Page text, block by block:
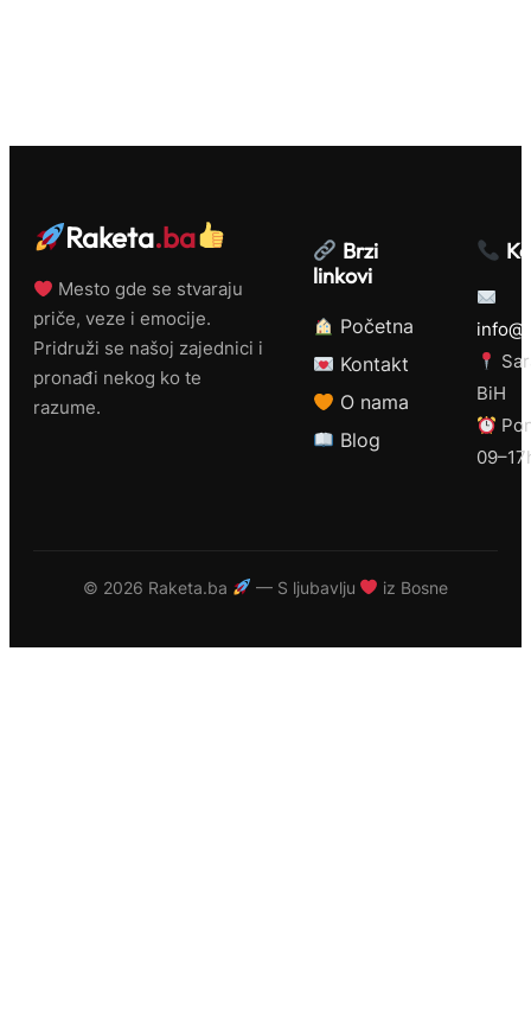
Raketa.ba
Mesto gde se stvaraju
priče, veze i emocije.
Pridruži se našoj zajednici i
pronađi nekog ko te
razume.
Brzi
linkovi
Početna
Kontakt
O nama
Blog
BiH
© 2026 Raketa.ba — S ljubavlju iz Bosne